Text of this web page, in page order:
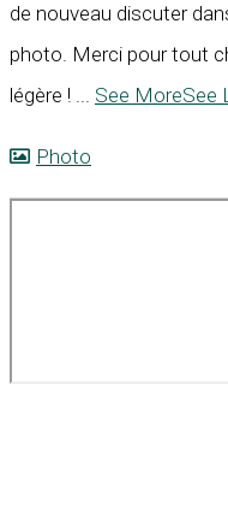
de nouveau discuter
photo. Merci pour tout
légère ! ... See MoreSee
Photo